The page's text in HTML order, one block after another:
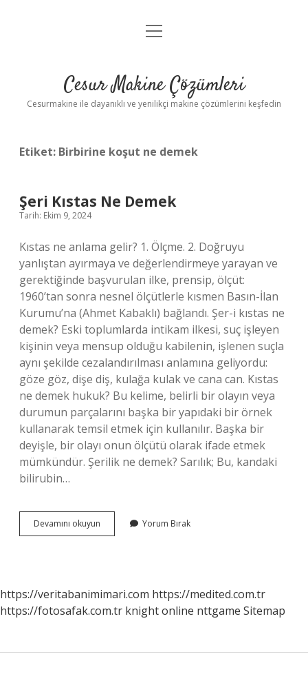
Anasayfa
Yasal Uyarı
menüyü
Cesur Makine Çözümleri
Cesurmakine ile dayanıklı ve yenilikçi makine çözümlerini keşfedin
Etiket: Birbirine koşut ne demek
Şeri Kıstas Ne Demek
Tarih: Ekim 9, 2024
Kıstas ne anlama gelir? 1. Ölçme. 2. Doğruyu
yanlıştan ayırmaya ve değerlendirmeye yarayan ve
gerektiğinde başvurulan ilke, prensip, ölçüt: ​​
1960’tan sonra nesnel ölçütlerle kısmen Basın-İlan
Kurumu’na (Ahmet Kabaklı) bağlandı. Şer-i kıstas ne
demek? Eski toplumlarda intikam ilkesi, suç işleyen
kişinin veya mensup olduğu kabilenin, işlenen suçla
aynı şekilde cezalandırılması anlamına geliyordu:
göze göz, dişe diş, kulağa kulak ve cana can. Kıstas
ne demek hukuk? Bu kelime, belirli bir olayın veya
durumun parçalarını başka bir yapıdaki bir örnek
kullanarak temsil etmek için kullanılır. Başka bir
deyişle, bir olayı onun ölçütü olarak ifade etmek
mümkündür. Şerilik ne demek? Sarılık; Bu, kandaki
bilirubin…
Devamını okuyun
Kıstas
Yorum Bırak
https://veritabanimimari.com https://medited.com.tr
https://fotosafak.com.tr knight online nttgame Sitemap